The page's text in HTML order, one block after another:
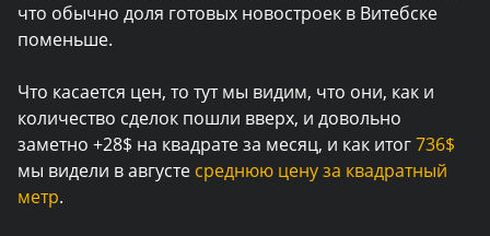
что обычно доля готовых новостроек в Витебске
поменьше.
Что касается цен, то тут мы видим, что они, как и
количество сделок пошли вверх, и довольно
заметно +28$ на квадрате за месяц, и как итог736$
мы видели в августе среднюю цену за квадратный
метр.